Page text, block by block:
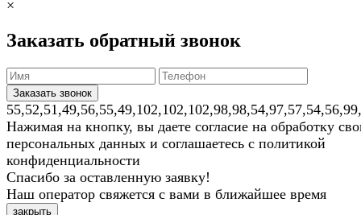
×
Заказать обратный звонок
Нажимая на кнопку, вы даете согласие на обработку
персональных данных и соглашаетесь с политикой
конфиденциальности
Спасибо за оставленную заявку!
Наш оператор свяжется с вами в ближайшее время
закрыть